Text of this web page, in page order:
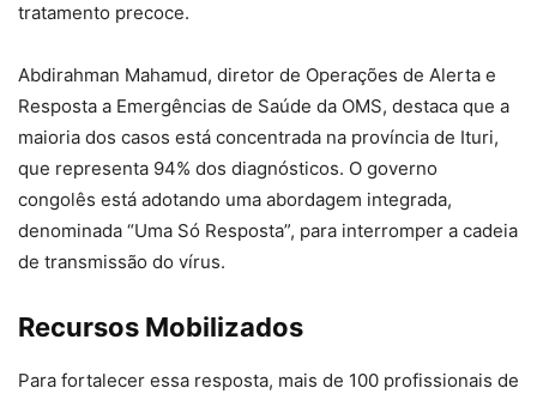
tratamento precoce.
Abdirahman Mahamud, diretor de Operações de Alerta e
Resposta a Emergências de Saúde da OMS, destaca que a
maioria dos casos está concentrada na província de Ituri,
que representa 94% dos diagnósticos. O governo
congolês está adotando uma abordagem integrada,
denominada “Uma Só Resposta”, para interromper a cadeia
de transmissão do vírus.
Recursos Mobilizados
Para fortalecer essa resposta, mais de 100 profissionais de